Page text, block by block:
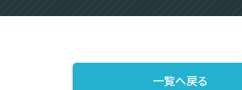
一覧へ戻る